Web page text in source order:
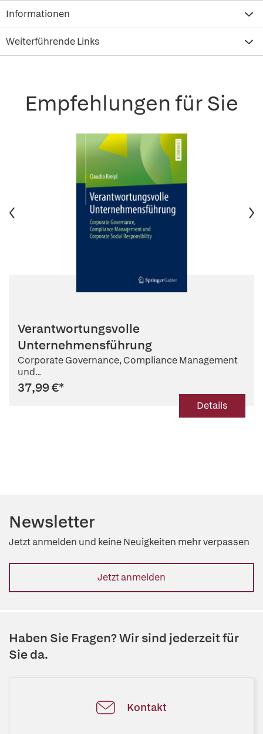
Informationen
Weiterführende Links
Empfehlungen für Sie
Verantwortungsvolle
Unternehmensführung
Corporate Governance, Compliance Management
und...
37,99 €*
Details
Newsletter
Jetzt anmelden und keine Neuigkeiten mehr verpassen
Jetzt anmelden
Haben Sie Fragen? Wir sind jederzeit für
Sie da.
Kontakt